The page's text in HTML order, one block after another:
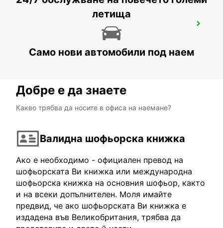
летища
Само нови автомобили под наем
Добре е да знаете
Какво трябва да носите в офиса на наемане?
Валидна шофьорска книжка
Ако е необходимо - официален превод на
шофьорската Ви книжка или международна
шофьорска книжка на основния шофьор, както
и на всеки допълнителен. Моля имайте
предвид, че ако шофьорската Ви книжка е
издадена във Великобритания, трябва да